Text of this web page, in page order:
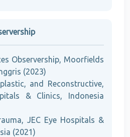
Observership, Moorfields
(2023)
and Reconstructive,
& Clinics, Indonesia
JEC Eye Hospitals &
(2021)